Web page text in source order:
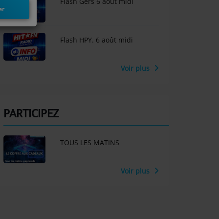
Flash HPY. 6 août midi
Voir plus
PARTICIPEZ
TOUS LES MATINS
Voir plus